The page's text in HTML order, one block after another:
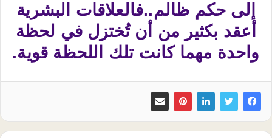
إلى حكم ظالم..فالعلاقات البشرية
أعقد بكثير من أن تُختزل في لحظة
واحدة مهما كانت تلك اللحظة قوية.